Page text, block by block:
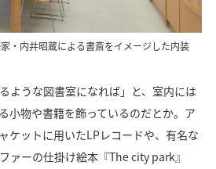
・内井昭蔵による書斎をイメージした内装
ような図書室になれば」と、室内には
小物や書籍を飾っているのだとか。ア
ケットに用いたLPレコードや、有名な
ァーの仕掛け絵本『The city park』